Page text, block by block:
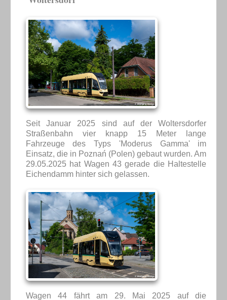
Seit Januar 2025 sind auf der Woltersdorfer
Straßenbahn vier knapp 15 Meter lange
Fahrzeuge des Typs 'Moderus Gamma' im
Einsatz, die in Poznań (Polen) gebaut wurden. Am
29.05.2025 hat Wagen 43 gerade die Haltestelle
Eichendamm hinter sich gelassen.
Wagen 44 fährt am 29. Mai 2025 auf die